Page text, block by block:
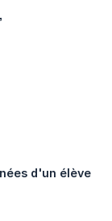
d'un élève